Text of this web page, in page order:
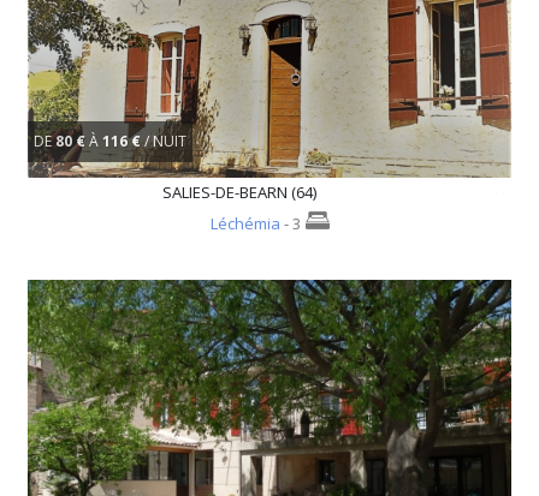
DE80 €À116 €/ NUIT
SALIES-DE-BEARN (64)
Léchémia - 3